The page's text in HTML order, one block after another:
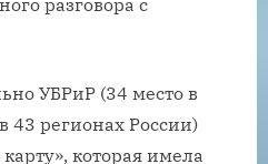
УБРиР (34 место в
43 регионах России)
которая имела